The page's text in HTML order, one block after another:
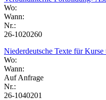
Wo:
Wann:
Nr.:
26-1020260
Niederdeutsche Texte für
Wo:
Wann:
Auf Anfrage
Nr.:
26-1040201